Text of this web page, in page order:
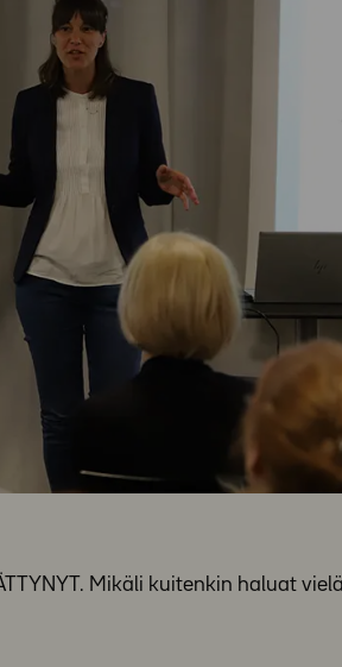
Mikäli kuitenkin haluat